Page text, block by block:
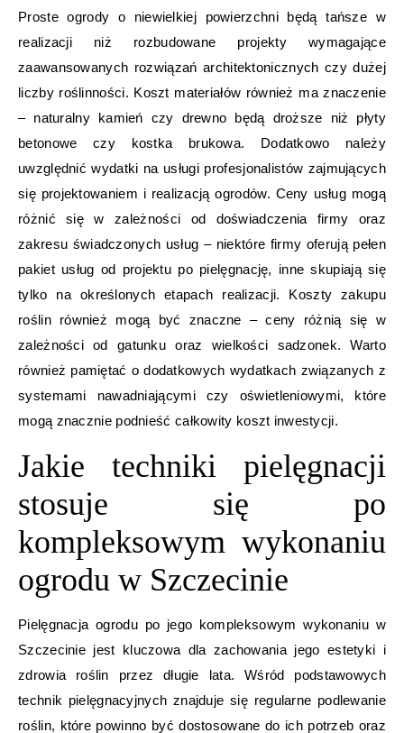
Proste ogrody o niewielkiej powierzchni będą tańsze w
realizacji niż rozbudowane projekty wymagające
zaawansowanych rozwiązań architektonicznych czy dużej
liczby roślinności. Koszt materiałów również ma znaczenie
– naturalny kamień czy drewno będą droższe niż płyty
betonowe czy kostka brukowa. Dodatkowo należy
uwzględnić wydatki na usługi profesjonalistów zajmujących
się projektowaniem i realizacją ogrodów. Ceny usług mogą
różnić się w zależności od doświadczenia firmy oraz
zakresu świadczonych usług – niektóre firmy oferują pełen
pakiet usług od projektu po pielęgnację, inne skupiają się
tylko na określonych etapach realizacji. Koszty zakupu
roślin również mogą być znaczne – ceny różnią się w
zależności od gatunku oraz wielkości sadzonek. Warto
również pamiętać o dodatkowych wydatkach związanych z
systemami nawadniającymi czy oświetleniowymi, które
mogą znacznie podnieść całkowity koszt inwestycji.
Jakie techniki pielęgnacji
stosuje się po
kompleksowym wykonaniu
ogrodu w Szczecinie
Pielęgnacja ogrodu po jego kompleksowym wykonaniu w
Szczecinie jest kluczowa dla zachowania jego estetyki i
zdrowia roślin przez długie lata. Wśród podstawowych
technik pielęgnacyjnych znajduje się regularne podlewanie
roślin, które powinno być dostosowane do ich potrzeb oraz